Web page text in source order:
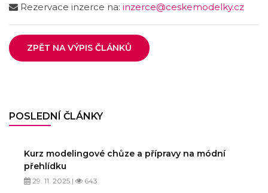
Rezervace inzerce na: inzerce@ceskemodelky.cz
ZPĚT NA VÝPIS ČLÁNKŮ
POSLEDNÍ ČLÁNKY
Kurz modelingové chůze a přípravy na módní
přehlídku
29. 11. 2025 | 643